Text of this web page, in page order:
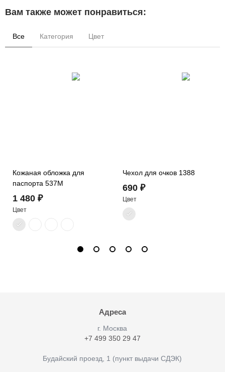
Вам также может понравиться:
Все Категория Цвет
Кожаная обложка для
паспорта 537M
1 480 ₽
Цвет
Чехол для очков 1388
690 ₽
Цвет
Адреса
г. Москва
+7 499 350 29 47
Будайский проезд, 1 (пункт выдачи СДЭК)